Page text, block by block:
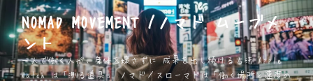
ン
テ
ン
ツ
NOMAD MOVEMENT /ノマド ムーブメ
ント
一人で働く人が、身体を壊さずに 成果を出し続ける方法 Apple
Watch は「測る道具」 ノマド／スローマドは「働く場所と速度の